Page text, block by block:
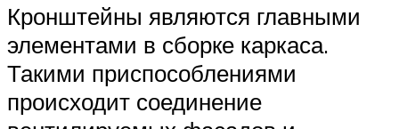
Кронштейны являются главными
элементами в сборке каркаса.
Такими приспособлениями
происходит соединение